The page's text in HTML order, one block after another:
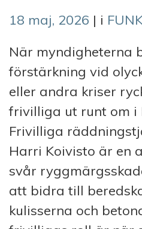
18 maj, 2026 | i
När myndigheterna
förstärkning vid
eller andra kriser
frivilliga ut runt om i
Frivilliga
Harri Koivisto är en
svår
att bidra till
kulisserna och